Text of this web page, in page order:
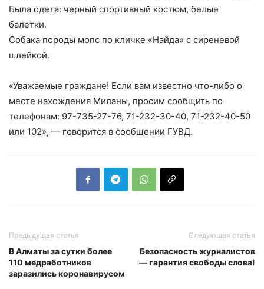
Была одета: черный спортивный костюм, белые
балетки.
Собака породы мопс по кличке «Найда» с сиреневой
шлейкой.
«Уважаемые граждане! Если вам известно что-либо о
месте нахождения Миланы, просим сообщить по
телефонам: 97-735-27-76, 71-232-30-40, 71-232-40-50
или 102», — говорится в сообщении ГУВД.
Предыдущая статья
В Алматы за сутки более
110 медработников
заразились коронавирусом
Следующая статья
Безопасность журналистов
— гарантия свободы слова!